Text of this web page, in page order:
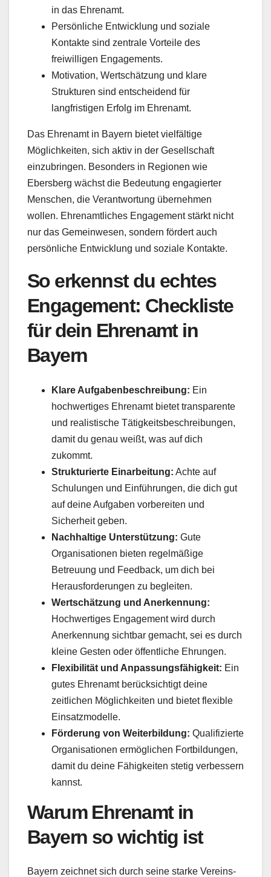
in das Ehrenamt.
Persönliche Entwicklung und soziale
Kontakte sind zentrale Vorteile des
freiwilligen Engagements.
Motivation, Wertschätzung und klare
Strukturen sind entscheidend für
langfristigen Erfolg im Ehrenamt.
Das Ehrenamt in Bayern bietet vielfältige
Möglichkeiten, sich aktiv in der Gesellschaft
einzubringen. Besonders in Regionen wie
Ebersberg wächst die Bedeutung engagierter
Menschen, die Verantwortung übernehmen
wollen. Ehrenamtliches Engagement stärkt nicht
nur das Gemeinwesen, sondern fördert auch
persönliche Entwicklung und soziale Kontakte.
So erkennst du echtes
Engagement: Checkliste
für dein Ehrenamt in
Bayern
Klare Aufgabenbeschreibung: Ein
hochwertiges Ehrenamt bietet transparente
und realistische Tätigkeitsbeschreibungen,
damit du genau weißt, was auf dich
zukommt.
Strukturierte Einarbeitung: Achte auf
Schulungen und Einführungen, die dich gut
auf deine Aufgaben vorbereiten und
Sicherheit geben.
Nachhaltige Unterstützung: Gute
Organisationen bieten regelmäßige
Betreuung und Feedback, um dich bei
Herausforderungen zu begleiten.
Wertschätzung und Anerkennung:
Hochwertiges Engagement wird durch
Anerkennung sichtbar gemacht, sei es durch
kleine Gesten oder öffentliche Ehrungen.
Flexibilität und Anpassungsfähigkeit: Ein
gutes Ehrenamt berücksichtigt deine
zeitlichen Möglichkeiten und bietet flexible
Einsatzmodelle.
Förderung von Weiterbildung: Qualifizierte
Organisationen ermöglichen Fortbildungen,
damit du deine Fähigkeiten stetig verbessern
kannst.
Warum Ehrenamt in
Bayern so wichtig ist
Bayern zeichnet sich durch seine starke Vereins-